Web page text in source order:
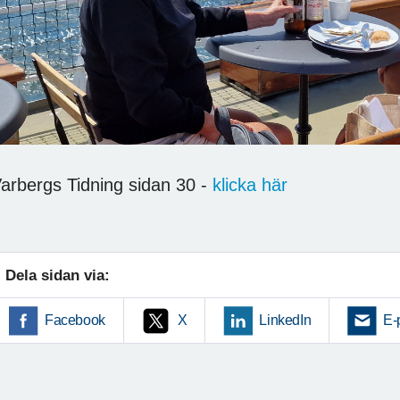
Tidning sidan 30 - klicka här
Dela sidan via:
Facebook X LinkedIn